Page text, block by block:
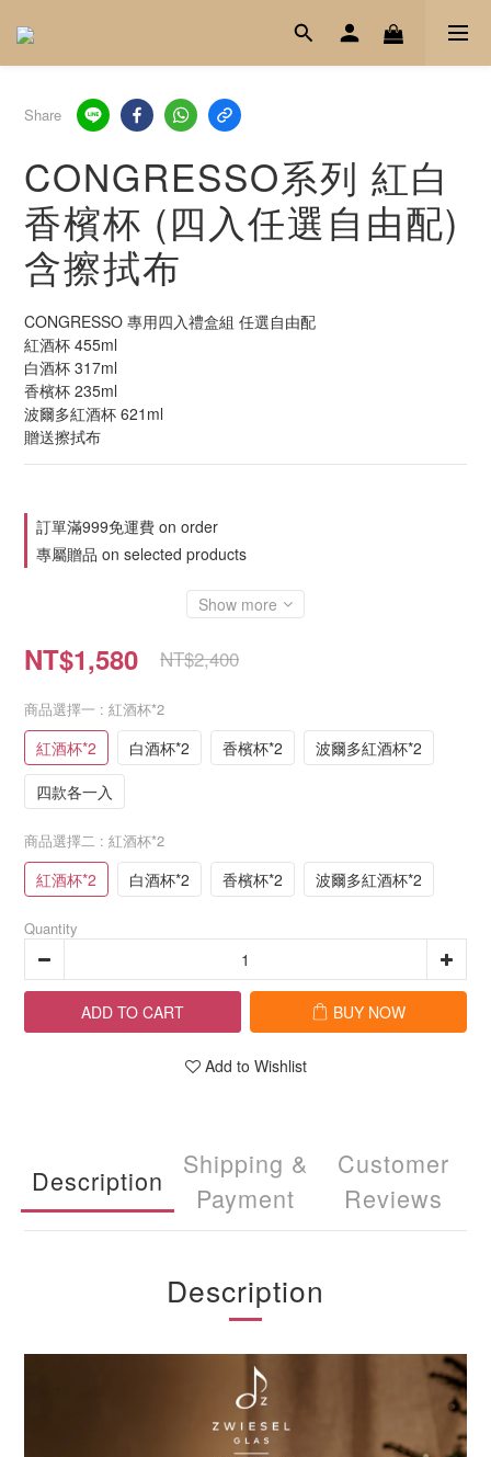
Share
CONGRESSO系列 紅白
香檳杯 (四入任選自由配)
含擦拭布
CONGRESSO 專用四入禮盒組 任選自由配
紅酒杯 455ml
白酒杯 317ml
香檳杯 235ml
波爾多紅酒杯 621ml
贈送擦拭布
訂單滿999免運費 on order
專屬贈品 on selected products
Show more
NT$1,580 NT$2,400
商品選擇一 : 紅酒杯*2
紅酒杯*2 白酒杯*2 香檳杯*2
波爾多紅酒杯*2
四款各一入
商品選擇二 : 紅酒杯*2
紅酒杯*2 白酒杯*2 香檳杯*2 波爾多紅酒杯*2
Quantity
ADD TO CART BUY NOW
Add to Wishlist
Description
Shipping &
Payment
Customer
Reviews
Description